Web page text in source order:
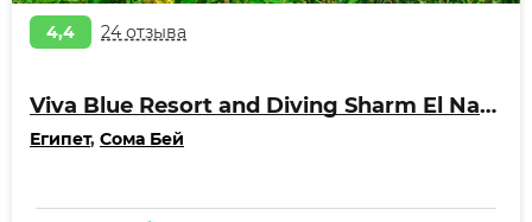
4,4 24 отзыва
Viva Blue Resort and Diving Sharm El Naga Adults Only
Египет, Сома Бей